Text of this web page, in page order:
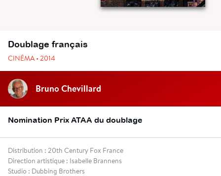
Doublage français
CINÉMA • 2014
Bruno Chevillard
Nomination Prix ATAA du doublage
Distribution : 20th Century Fox France
Direction artistique : Isabelle Brannens
Studio : Dubbing Brothers